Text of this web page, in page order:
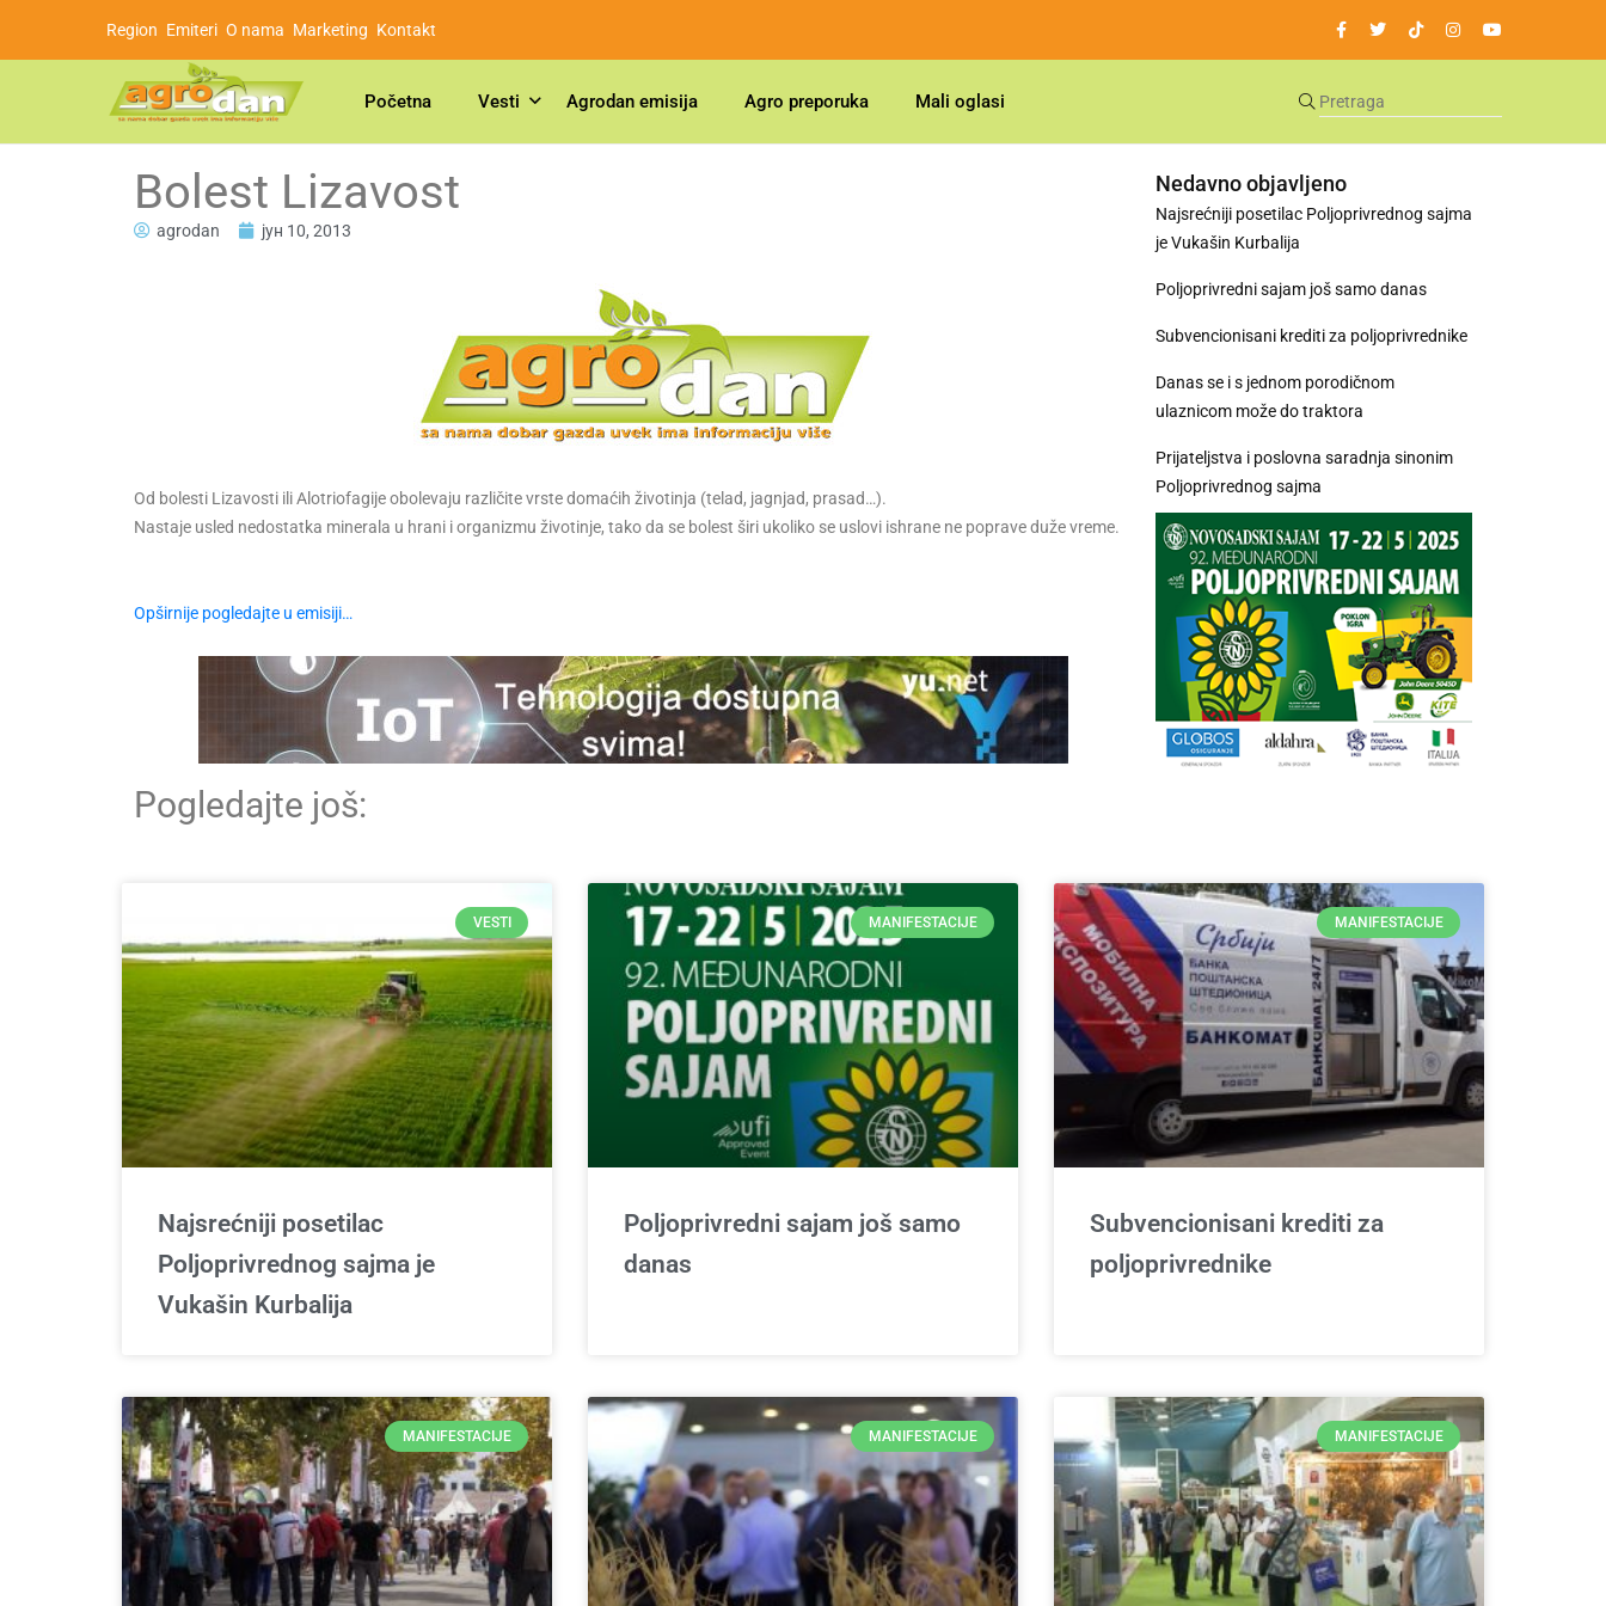
Region Emiteri O nama Marketing Kontakt
Početna Vesti Agrodan emisija Agro preporuka Mali oglasi
Bolest Lizavost
agrodan јун 10, 2013
Od bolesti Lizavosti ili Alotriofagije obolevaju različite vrste domaćih životinja (telad, jagnjad, prasad…).
Nastaje usled nedostatka minerala u hrani i organizmu životinje, tako da se bolest širi ukoliko se uslovi ishrane ne poprave duže vreme.
Opširnije pogledajte u emisiji…
Pogledajte još:
Nedavno objavljeno
Najsrećniji posetilac Poljoprivrednog sajma
je Vukašin Kurbalija
Poljoprivredni sajam još samo danas
Subvencionisani krediti za poljoprivrednike
Danas se i s jednom porodičnom
ulaznicom može do traktora
Prijateljstva i poslovna saradnja sinonim
Poljoprivrednog sajma
VESTI
Najsrećniji posetilac
Poljoprivrednog sajma je
Vukašin Kurbalija
MANIFESTACIJE
Poljoprivredni sajam još samo
danas
MANIFESTACIJE
Subvencionisani krediti za
poljoprivrednike
MANIFESTACIJE MANIFESTACIJE MANIFESTACIJE